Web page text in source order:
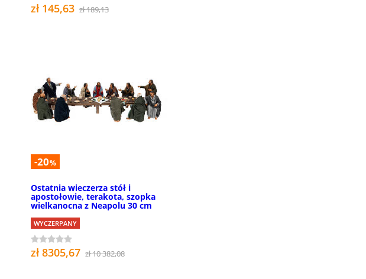
zł 145,63 zł 189,13
-20%
Ostatnia wieczerza stół i
apostołowie, terakota, szopka
wielkanocna z Neapolu 30 cm
WYCZERPANY
zł 8305,67 zł 10 382,08